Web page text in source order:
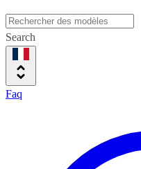
Search
Faq